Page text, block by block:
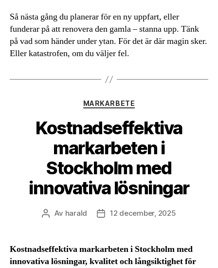
Så nästa gång du planerar för en ny uppfart, eller
funderar på att renovera den gamla – stanna upp. Tänk
på vad som händer under ytan. För det är där magin sker.
Eller katastrofen, om du väljer fel.
Kategorier
MARKARBETE
Kostnadseffektiva
markarbeten i
Stockholm med
innovativa lösningar
Inläggsförfattare
Av harald Inläggsdatum
12 december, 2025
Kostnadseffektiva markarbeten i Stockholm med
innovativa lösningar, kvalitet och långsiktighet för